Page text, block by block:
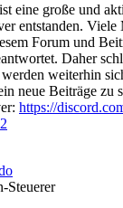
eine große und
entstanden.
Forum und
Daher
weiterhin
neue Beiträge zu
https://
Steuerer